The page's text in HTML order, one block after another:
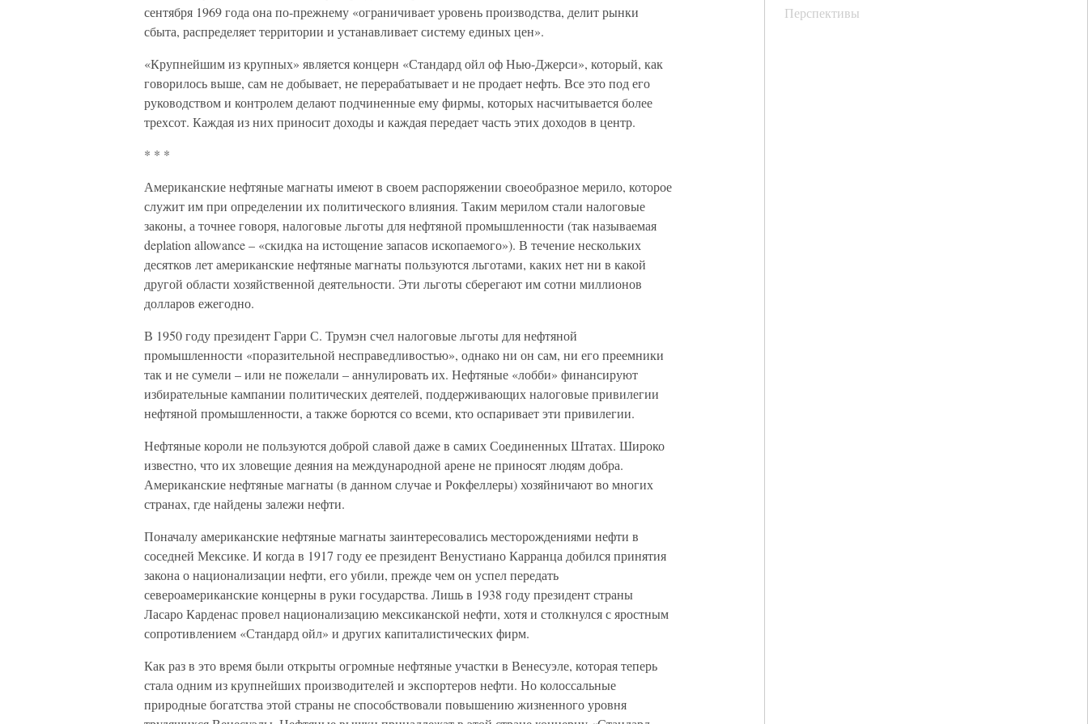
Перспективы
сентября 1969 года она по-прежнему «ограничивает уровень производства, делит рынки
сбыта, распределяет территории и устанавливает систему единых цен».
«Крупнейшим из крупных» является концерн «Стандард ойл оф Нью-Джерси», который, как
говорилось выше, сам не добывает, не перерабатывает и не продает нефть. Все это под его
руководством и контролем делают подчиненные ему фирмы, которых насчитывается более
трехсот. Каждая из них приносит доходы и каждая передает часть этих доходов в центр.
* * *
Американские нефтяные магнаты имеют в своем распоряжении своеобразное мерило, которое
служит им при определении их политического влияния. Таким мерилом стали налоговые
законы, а точнее говоря, налоговые льготы для нефтяной промышленности (так называемая
deplation allowance – «скидка на истощение запасов ископаемого»). В течение нескольких
десятков лет американские нефтяные магнаты пользуются льготами, каких нет ни в какой
другой области хозяйственной деятельности. Эти льготы сберегают им сотни миллионов
долларов ежегодно.
В 1950 году президент Гарри С. Трумэн счел налоговые льготы для нефтяной
промышленности «поразительной несправедливостью», однако ни он сам, ни его преемники
так и не сумели – или не пожелали – аннулировать их. Нефтяные «лобби» финансируют
избирательные кампании политических деятелей, поддерживающих налоговые привилегии
нефтяной промышленности, а также борются со всеми, кто оспаривает эти привилегии.
Нефтяные короли не пользуются доброй славой даже в самих Соединенных Штатах. Широко
известно, что их зловещие деяния на международной арене не приносят людям добра.
Американские нефтяные магнаты (в данном случае и Рокфеллеры) хозяйничают во многих
странах, где найдены залежи нефти.
Поначалу американские нефтяные магнаты заинтересовались месторождениями нефти в
соседней Мексике. И когда в 1917 году ее президент Венустиано Карранца добился принятия
закона о национализации нефти, его убили, прежде чем он успел передать
североамериканские концерны в руки государства. Лишь в 1938 году президент страны
Ласаро Карденас провел национализацию мексиканской нефти, хотя и столкнулся с яростным
сопротивлением «Стандард ойл» и других капиталистических фирм.
Как раз в это время были открыты огромные нефтяные участки в Венесуэле, которая теперь
стала одним из крупнейших производителей и экспортеров нефти. Но колоссальные
природные богатства этой страны не способствовали повышению жизненного уровня